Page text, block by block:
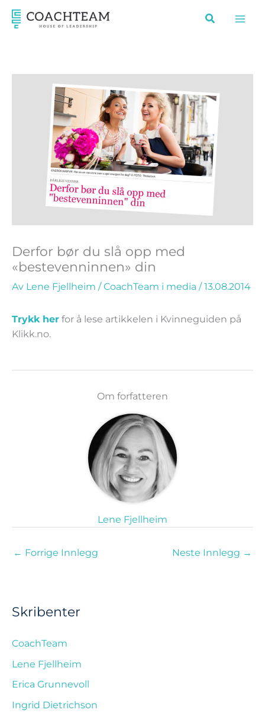
Hopp
rett
Derfor bør du slå opp med
«bestevenninnen» din
Av Lene Fjellheim /CoachTeam i media /13.08.2014
Trykk her for å lese artikkelen i Kvinneguiden på
Klikk.no.
Om forfatteren
Lene Fjellheim
← Forrige Innlegg Neste Innlegg →
Skribenter
CoachTeam
Lene Fjellheim
Erica Grunnevoll
Ingrid Dietrichson